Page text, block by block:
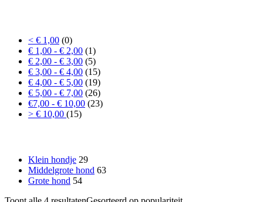
< € 1,00 (0)
€ 1,00 - € 2,00 (1)
€ 2,00 - € 3,00 (5)
€ 3,00 - € 4,00 (15)
€ 4,00 - € 5,00 (19)
€ 5,00 - € 7,00 (26)
€7,00 - € 10,00 (23)
> € 10,00 (15)
Klein hondje 29
Middelgrote hond 63
Grote hond 54